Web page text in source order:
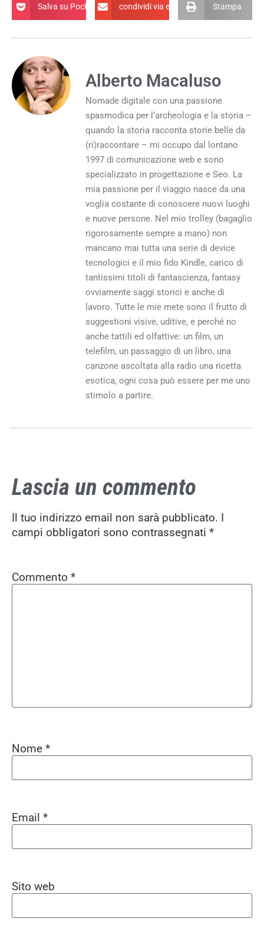
Salva su Pocket condividi via email Stampa
Alberto Macaluso
Nomade digitale con una passione
spasmodica per l’archeologia e la storia –
quando la storia racconta storie belle da
(ri)raccontare – mi occupo dal lontano
1997 di comunicazione web e sono
specializzato in progettazione e Seo. La
mia passione per il viaggio nasce da una
voglia costante di conoscere nuovi luoghi
e nuove persone. Nel mio trolley (bagaglio
rigorosamente sempre a mano) non
mancano mai tutta una serie di device
tecnologici e il mio fido Kindle, carico di
tantissimi titoli di fantascienza, fantasy
ovviamente saggi storici e anche di
lavoro. Tutte le mie mete sono il frutto di
suggestioni visive, uditive, e perché no
anche tattili ed olfattive: un film, un
telefilm, un passaggio di un libro, una
canzone ascoltata alla radio una ricetta
esotica, ogni cosa può essere per me uno
stimolo a partire.
Lascia un commento
Il tuo indirizzo email non sarà pubblicato. I
campi obbligatori sono contrassegnati *
Commento *
Nome *
Email *
Sito web